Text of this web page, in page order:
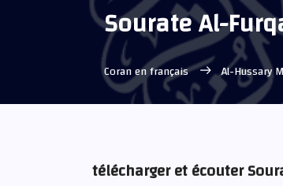
Sourate Al-
Coran en français Al-Hussary
télécharger et écouter